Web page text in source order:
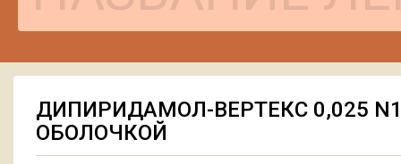
ДИПИРИДАМОЛ-ВЕРТЕКС 0,025
ОБОЛОЧКОЙ